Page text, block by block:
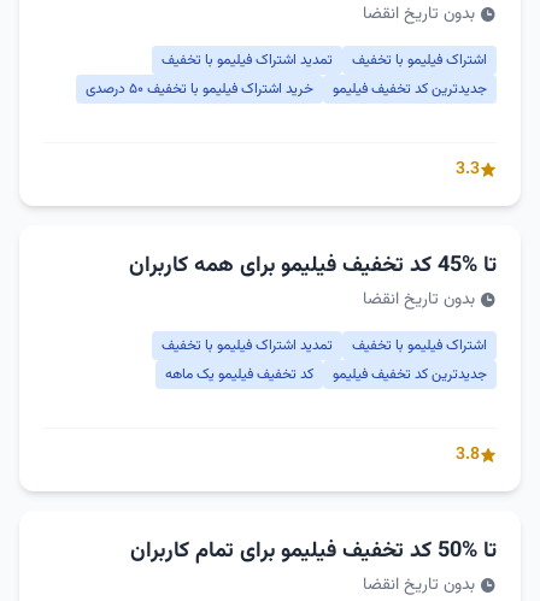
بدون تاریخ انقضا
اشتراک فیلیمو با تخفیف
تمدید اشتراک فیلیمو با تخفیف
جدیدترین کد تخفیف فیلیمو
خرید اشتراک فیلیمو با تخفیف ۵۰ درصدی
3.3
تا %45 کد تخفیف فیلیمو برای همه کاربران
بدون تاریخ انقضا
اشتراک فیلیمو با تخفیف
تمدید اشتراک فیلیمو با تخفیف
جدیدترین کد تخفیف فیلیمو
کد تخفیف فیلیمو یک ماهه
3.8
تا %50 کد تخفیف فیلیمو برای تمام کاربران
بدون تاریخ انقضا